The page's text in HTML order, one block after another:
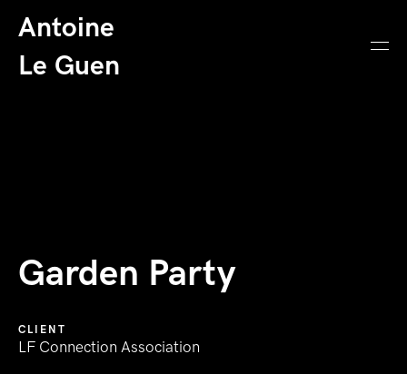
Antoine
Le Guen
Garden Party
CLIENT
LF Connection Association